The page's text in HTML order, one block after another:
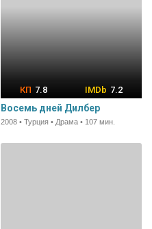
7.8 7.2
Восемь дней Дилбер
2008 • Турция • Драма • 107 мин.